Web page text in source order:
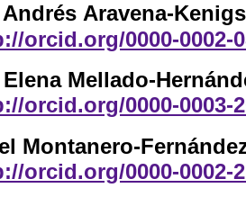
Andrés Aravena-Kenigs
orcid.org/0000-0002-
Mellado-
orcid.org/0000-0003-
Montanero-
orcid.org/0000-0002-